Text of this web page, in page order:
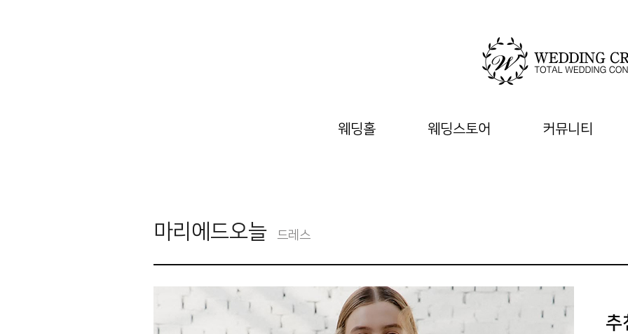
웨딩홀 웨딩스토어 커뮤니티
마리에드오늘 드레스
추